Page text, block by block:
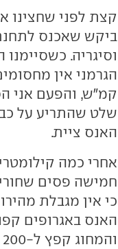
קצת לפני שחצינו
ביקש שאכנס
וסיגריה.
קמ"ש, והפעם אני
האנס ציית.
אחרי כמה
חמישה פסים
כי אין מגבלת
האנס באגרופים